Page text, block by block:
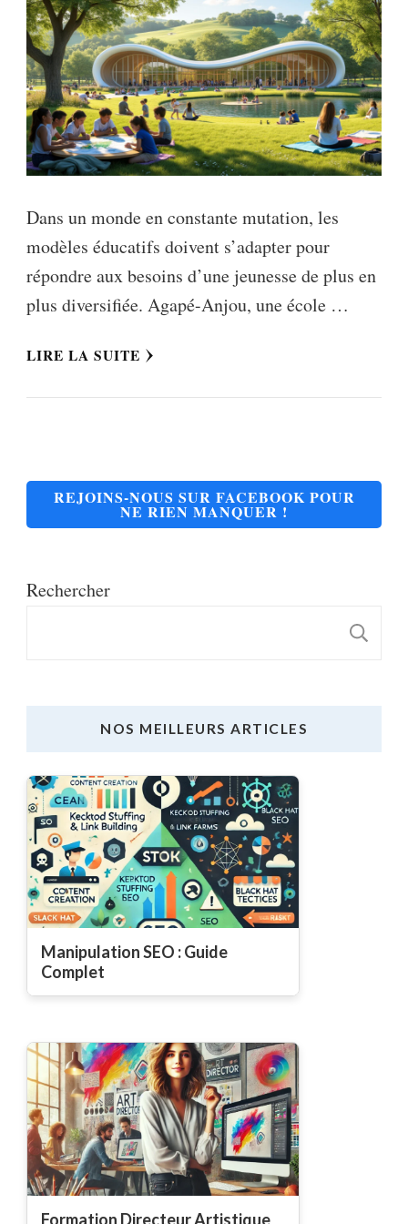
Dans un monde en constante mutation, les
modèles éducatifs doivent s’adapter pour
répondre aux besoins d’une jeunesse de plus en
plus diversifiée. Agapé-Anjou, une école …
LIRE LA SUITE
REJOINS-NOUS SUR FACEBOOK POUR
NE RIEN MANQUER !
Rechercher
NOS MEILLEURS ARTICLES
Manipulation SEO : Guide
Complet
Formation Directeur Artistique